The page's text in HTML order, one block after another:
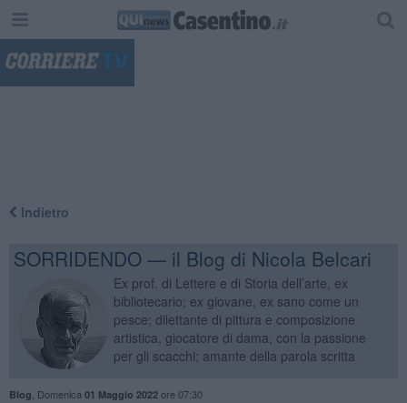
Indietro
SORRIDENDO — il Blog di Nicola Belcari
Ex prof. di Lettere e di Storia dell’arte, ex
bibliotecario; ex giovane, ex sano come un
pesce; dilettante di pittura e composizione
artistica, giocatore di dama, con la passione
per gli scacchi; amante della parola scritta
Blog Domenica 01 Maggio 2022ore 07:30